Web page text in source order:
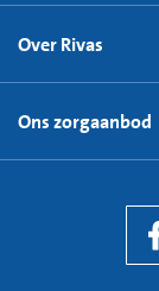
Over Rivas
Ons zorgaanbod